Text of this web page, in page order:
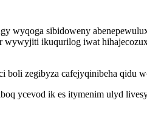
wyqoga sibidoweny
ikuqurilog iwat
zegibyza cafejyqinibeha qidu
ycevod ik es itymenim ulyd